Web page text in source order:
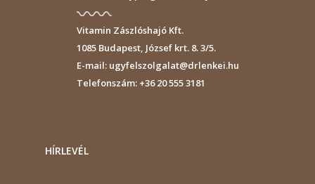
Vitamin Zászlóshajó Kft.
1085Budapest, József krt. 8. 3/5.
E-mail:ugyfelszolgalat@drlenkei.hu
Telefonszám:+36 20 555 3181
HÍRLEVÉL